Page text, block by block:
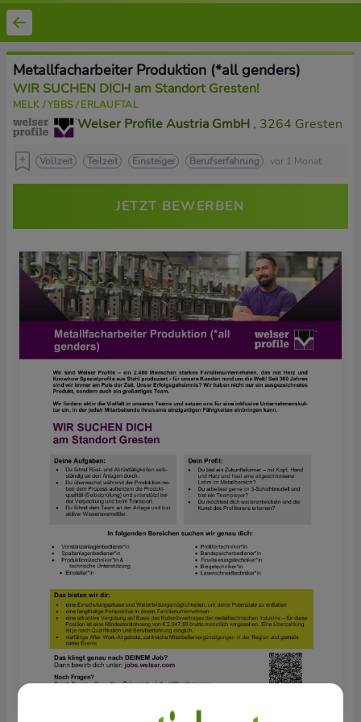
Metallfacharbeiter Produktion (*all genders)
WIR SUCHEN DICH am Standort Gresten!
MELK / YBBS / ERLAUFTAL
Welser Profile Austria GmbH , 3264 Gresten
Vollzeit Teilzeit Einsteiger Berufserfahrung vor 1 Monat
JETZT BEWERBEN
Die Höhe deines Einstiegsgehalts ist so individuell wie